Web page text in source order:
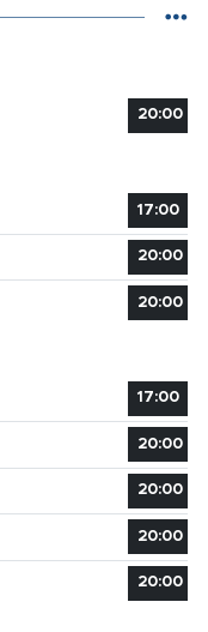
20:00
17:00
20:00
20:00
17:00
20:00
20:00
20:00
20:00